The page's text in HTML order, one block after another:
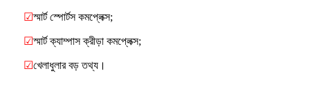
☑স্মার্ট স্পোর্টস কমপ্লেক্স;
☑স্মার্ট ক্যাম্পাস ক্রীড়া কমপ্লেক্স;
☑খেলাধুলার বড় তথ্য।